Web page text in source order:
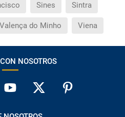
Sines Sintra
Valença do Minho Viena
NOSOTROS